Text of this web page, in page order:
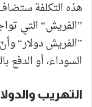
هذه التكلفة
”الفريش“ التي
”الفريش دولار“
السوداء، أو
التهريب